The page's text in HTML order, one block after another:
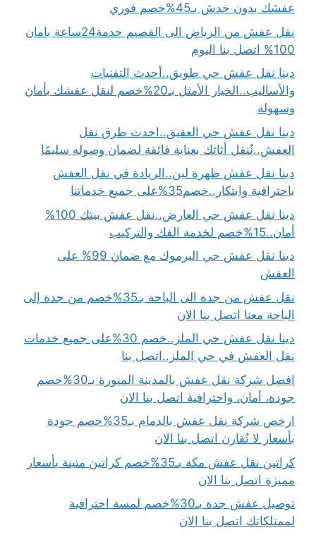
عفشك بدون خدش بـ45%خصم فوري
نقل عفش من الرياض الى القصيم خدمة24ساعة بامان
100% اتصل بنا اليوم
دينا نقل عفش حي طويق..أحدث التقنيات
والأساليب..الخيار الأمثل بـ20%خصم لنقل عفشك بأمان
وسهولة
دينا نقل عفش حي العقيق..احدث طرق نقل
العفش..نُنقل أثاثك بعناية فائقة لضمان وصوله سليمًا
دينا نقل عفش ظهرة لبن..الريادة في نقل العفش
باحترافية وابتكار..خصم35%على جميع خدماتنا
دينا نقل عفش حي العارض..نقل عفش بيتك 100%
أمان..15%خصم لخدمة الفك والتركيب
دينا نقل عفش حي اليرموك مع ضمان 99% على
العفش
نقل عفش من جدة الى الباحة بـ35%خصم من جدة إلى
الباحة معنا اتصل بنا الان
دينا نقل عفش حي الملز..خصم 30%على جميع خدمات
نقل العفش في حي الملز..اتصل بنا
افضل شركة نقل عفش بالمدينة المنورة بـ30%خصم
جودة، أمان، واحترافية اتصل بنا الان
ارخص شركة نقل عفش بالدمام بـ35%خصم جودة
بأسعار لا تُقارن اتصل بنا الان
كراتين نقل عفش مكة بـ35%خصم كراتين متينة بأسعار
مميزة اتصل بنا الان
توصيل عفش جدة بـ30%خصم لمسة احترافية
لممتلكاتك اتصل بنا الان